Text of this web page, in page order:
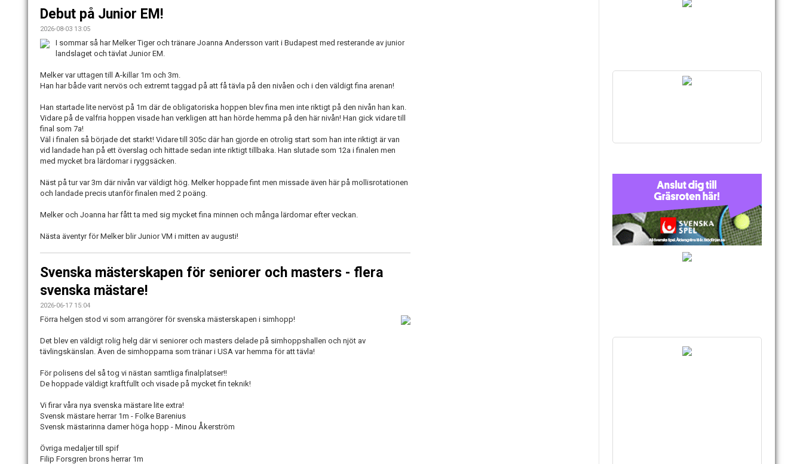
Debut på Junior EM!
2026-08-03 13:05
I sommar så har Melker Tiger och tränare Joanna Andersson varit i Budapest med resterande av junior
landslaget och tävlat Junior EM.
Melker var uttagen till A-killar 1m och 3m.
Han har både varit nervös och extremt taggad på att få tävla på den nivåen och i den väldigt fina arenan!
Han startade lite nervöst på 1m där de obligatoriska hoppen blev fina men inte riktigt på den nivån han kan.
Vidare på de valfria hoppen visade han verkligen att han hörde hemma på den här nivån! Han gick vidare till
final som 7a!
Väl i finalen så började det starkt! Vidare till 305c där han gjorde en otrolig start som han inte riktigt är van
vid landade han på ett överslag och hittade sedan inte riktigt tillbaka. Han slutade som 12a i finalen men
med mycket bra lärdomar i ryggsäcken.
Näst på tur var 3m där nivån var väldigt hög. Melker hoppade fint men missade även här på mollisrotationen
och landade precis utanför finalen med 2 poäng.
Melker och Joanna har fått ta med sig mycket fina minnen och många lärdomar efter veckan.
Nästa äventyr för Melker blir Junior VM i mitten av augusti!
Svenska mästerskapen för seniorer och masters - flera
svenska mästare!
2026-06-17 15:04
Förra helgen stod vi som arrangörer för svenska mästerskapen i simhopp!
Det blev en väldigt rolig helg där vi seniorer och masters delade på simhoppshallen och njöt av
tävlingskänslan. Även de simhopparna som tränar i USA var hemma för att tävla!
För polisens del så tog vi nästan samtliga finalplatser!!
De hoppade väldigt kraftfullt och visade på mycket fin teknik!
Vi firar våra nya svenska mästare lite extra!
Svensk mästare herrar 1m - Folke Barenius
Svensk mästarinna damer höga hopp - Minou Åkerström
Övriga medaljer till spif
Filip Forsgren brons herrar 1m